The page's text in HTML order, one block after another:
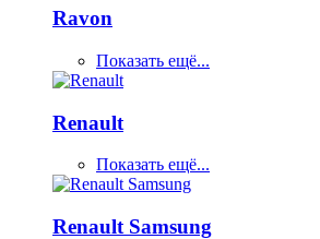
Ravon
Показать ещё...
Renault
Показать ещё...
Renault Samsung